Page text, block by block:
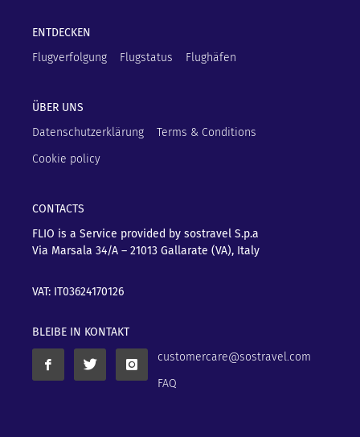
ENTDECKEN
Flugverfolgung
Flugstatus Flughäfen
ÜBER UNS
Datenschutzerklärung
Terms & Conditions
Cookie policy
CONTACTS
FLIO is a Service provided by sostravel S.p.a
Via Marsala 34/A – 21013 Gallarate (VA), Italy
VAT: IT03624170126
BLEIBE IN KONTAKT
customercare@sostravel.com
FAQ